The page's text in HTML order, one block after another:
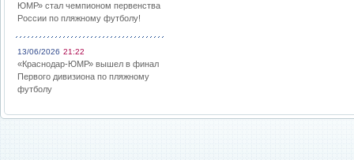
ЮМР» стал чемпионом первенства
России по пляжному футболу!
13/06/2026 21:22
«Краснодар-ЮМР» вышел в финал
Первого дивизиона по пляжному
футболу